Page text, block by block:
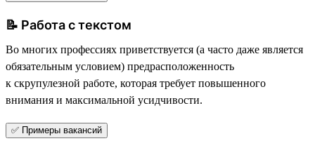
📝 Работа с текстом
Во многих профессиях приветствуется (а часто даже является
обязательным условием) предрасположенность
к скрупулезной работе, которая требует повышенного
внимания и максимальной усидчивости.
✅ Примеры вакансий